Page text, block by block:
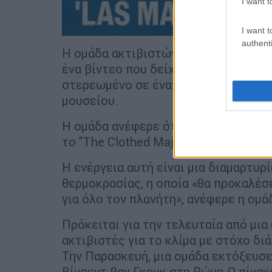
I want
Η ομάδα ακτιβιστών για το κλίμα
ένα βίντεο που δείχνει τους δύο
στερεωμένο σε έναν πίνακα πριν
μουσείου.
Η ομάδα ανέφερε ότι τα δύο εν λόγω
το "The Clothed Maja".
Η ενέργεια αυτή είναι μια
θερμοκρασίας, η οποία «θα
για όλο τον πλανήτη», ανέφερε η
Πρόκειται για την τελευταία από
ακτιβιστές για το κλίμα με στόχο
Την Παρασκευή, μια ομάδα